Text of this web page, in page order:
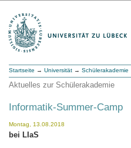
Startseite → Universität → Schülerakademie
Aktuelles zur Schülerakademie
Informatik-Summer-Camp
Montag, 13.08.2018
bei LIaS